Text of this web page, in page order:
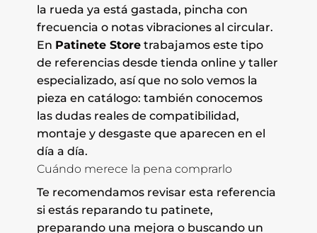
la rueda ya está gastada, pincha con
frecuencia o notas vibraciones al circular.
En Patinete Storetrabajamos este tipo
de referencias desde tienda online y taller
especializado, así que no solo vemos la
pieza en catálogo: también conocemos
las dudas reales de compatibilidad,
montaje y desgaste que aparecen en el
día a día.
Cuándo merece la pena comprarlo
Te recomendamos revisar esta referencia
si estás reparando tu patinete,
preparando una mejora o buscando un